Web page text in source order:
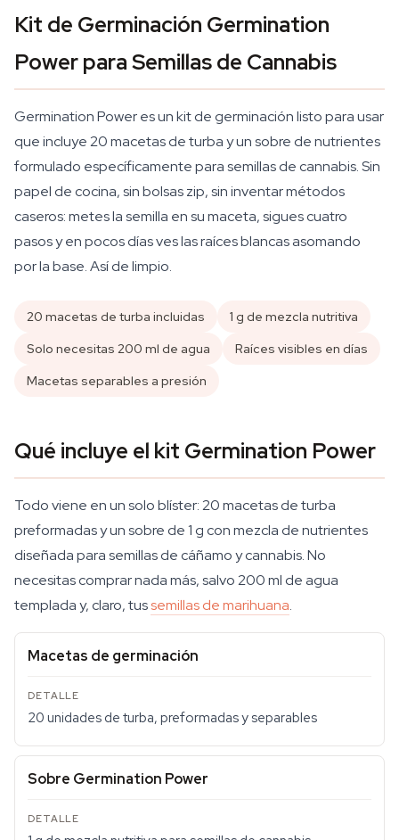
Kit de Germinación Germination
Power para Semillas de Cannabis
Germination Power es un kit de germinación listo para usar
que incluye 20 macetas de turba y un sobre de nutrientes
formulado específicamente para semillas de cannabis. Sin
papel de cocina, sin bolsas zip, sin inventar métodos
caseros: metes la semilla en su maceta, sigues cuatro
pasos y en pocos días ves las raíces blancas asomando
por la base. Así de limpio.
20 macetas de turba incluidas
1 g de mezcla nutritiva
Solo necesitas 200 ml de agua
Raíces visibles en días
Macetas separables a presión
Qué incluye el kit Germination Power
Todo viene en un solo blíster: 20 macetas de turba
preformadas y un sobre de 1 g con mezcla de nutrientes
diseñada para semillas de cáñamo y cannabis. No
necesitas comprar nada más, salvo 200 ml de agua
templada y, claro, tussemillas de marihuana.
Macetas de germinación
20 unidades de turba, preformadas y separables
Sobre Germination Power